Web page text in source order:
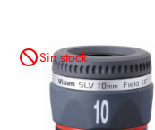
not_interestedSin stock